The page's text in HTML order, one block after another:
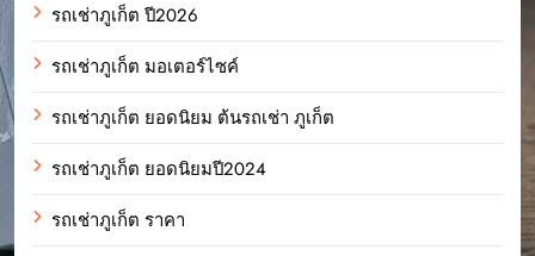
รถเช่าภูเก็ต ปี2026
รถเช่าภูเก็ต มอเตอร์ไซค์
รถเช่าภูเก็ต ยอดนิยม ต้นรถเช่า ภูเก็ต
รถเช่าภูเก็ต ยอดนิยมปี2024
รถเช่าภูเก็ต ราคา